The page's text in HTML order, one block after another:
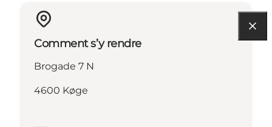
Comment s’y rendre
Brogade 7 N
4600 Køge